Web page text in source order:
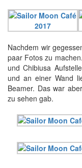
Nachdem wir
paar Fotos zu
und Chibiusa
und an einer Wand
Beamer. Das war
zu sehen gab.